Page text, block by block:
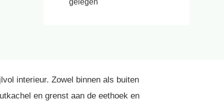
gelegen
interieur. Zowel binnen als buiten
en grenst aan de eethoek en